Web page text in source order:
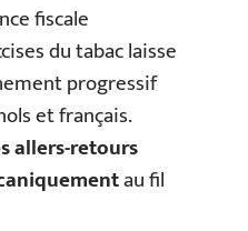
fiscale
du tabac laisse
progressif
et français.
allers-retours
au fil